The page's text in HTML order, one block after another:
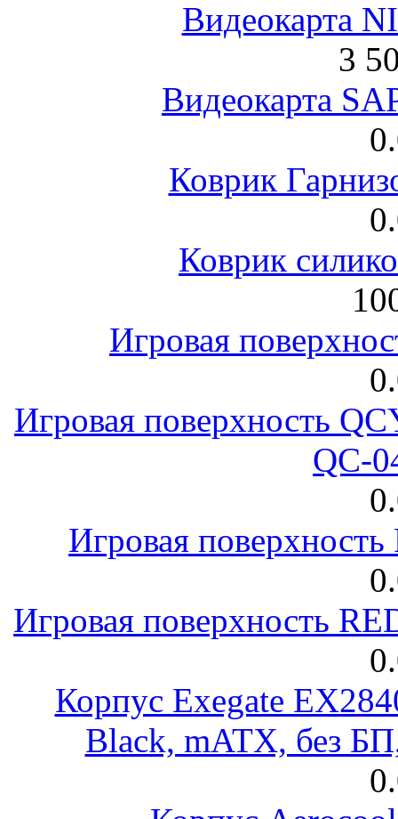
Видеокарта
3
Видеокарта
Коврик
Коврик
Игровая
Игровая поверхность
QC-
Игровая
Игровая поверхность
Корпус Exegate
Black, mATX, без